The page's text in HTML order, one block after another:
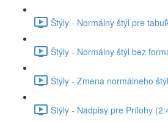
Štýly - Normálny štýl pre
Štýly - Normálny štýl bez
Štýly - Zmena normálneho
Štýly - Nadpisy pre Prílohy